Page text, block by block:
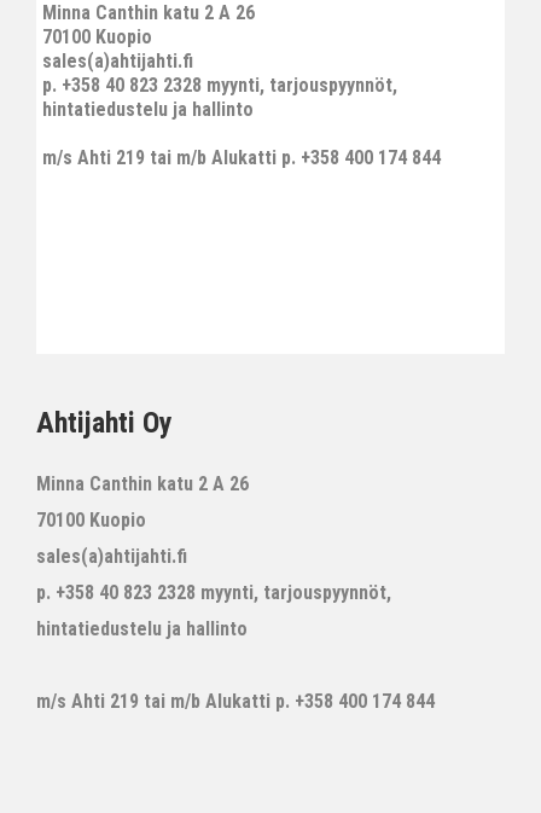
Minna Canthin katu 2 A 26
70100 Kuopio
sales(a)ahtijahti.fi
p. +358 40 823 2328 myynti, tarjouspyynnöt,
hintatiedustelu ja hallinto
m/s Ahti 219 tai m/b Alukatti p. +358 400 174 844
Ahtijahti Oy
Minna Canthin katu 2 A 26
70100 Kuopio
sales(a)ahtijahti.fi
p. +358 40 823 2328 myynti, tarjouspyynnöt,
hintatiedustelu ja hallinto
m/s Ahti 219 tai m/b Alukatti p. +358 400 174 844